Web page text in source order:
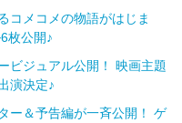
コメコメの物語がはじま
枚公開♪
ビジュアル公開！ 映画主題
演決定♪
ー＆予告編が一斉公開！ ゲ